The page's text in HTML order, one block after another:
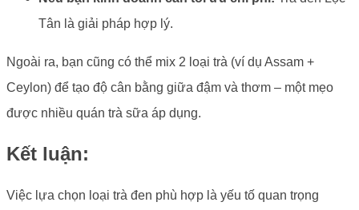
Tân là giải pháp hợp lý.
Ngoài ra, bạn cũng có thể mix 2 loại trà (ví dụ Assam +
Ceylon) để tạo độ cân bằng giữa đậm và thơm – một mẹo
được nhiều quán trà sữa áp dụng.
Kết luận:
Việc lựa chọn loại trà đen phù hợp là yếu tố quan trọng